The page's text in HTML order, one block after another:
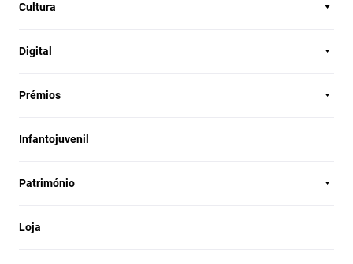
Cultura
Digital
Prémios
Infantojuvenil
Património
Loja